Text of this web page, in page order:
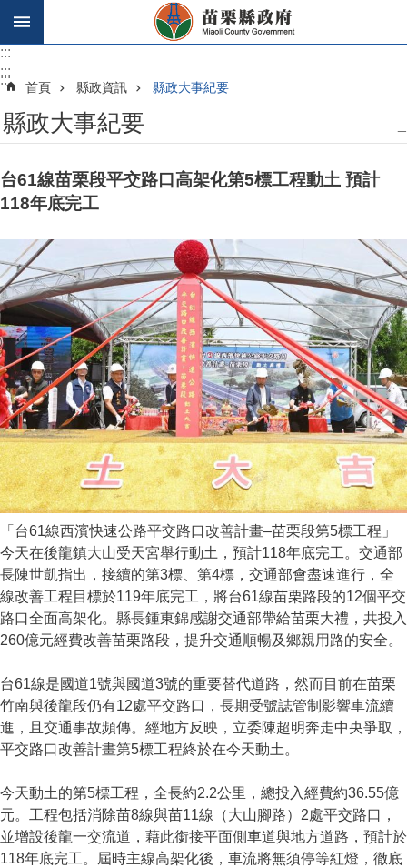
跳到主要內容區塊
:::
:::
::: 首頁 縣政資訊 縣政大事紀要
縣政大事紀要
台61線苗栗段平交路口高架化第5標工程動土 預計
118年底完工
「台61線西濱快速公路平交路口改善計畫–苗栗段第5標工程」
今天在後龍鎮大山受天宮舉行動土，預計118年底完工。交通部
長陳世凱指出，接續的第3標、第4標，交通部會盡速進行，全
線改善工程目標於119年底完工，將台61線苗栗路段的12個平交
路口全面高架化。縣長鍾東錦感謝交通部帶給苗栗大禮，共投入
260億元經費改善苗栗路段，提升交通順暢及鄉親用路的安全。
台61線是國道1號與國道3號的重要替代道路，然而目前在苗栗
竹南與後龍段仍有12處平交路口，長期受號誌管制影響車流續
進，且交通事故頻傳。經地方反映，立委陳超明奔走中央爭取，
平交路口改善計畫第5標工程終於在今天動土。
今天動土的第5標工程，全長約2.2公里，總投入經費約36.55億
元。工程包括消除苗8線與苗11線（大山腳路）2處平交路口，
並增設後龍一交流道，藉此銜接平面側車道與地方道路，預計於
118年底完工。屆時主線高架化後，車流將無須停等紅燈，徹底